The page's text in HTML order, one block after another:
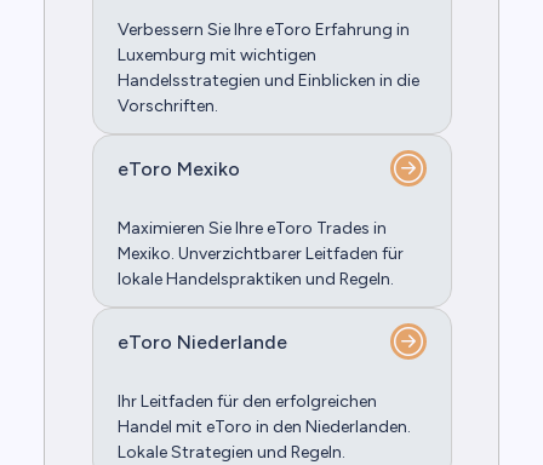
Verbessern Sie Ihre eToro Erfahrung in
Luxemburg mit wichtigen
Handelsstrategien und Einblicken in die
Vorschriften.
eToro Mexiko
Maximieren Sie Ihre eToro Trades in
Mexiko. Unverzichtbarer Leitfaden für
lokale Handelspraktiken und Regeln.
eToro Niederlande
Ihr Leitfaden für den erfolgreichen
Handel mit eToro in den Niederlanden.
Lokale Strategien und Regeln.